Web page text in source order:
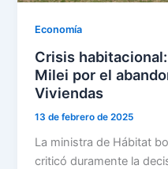
Economía
Crisis
Milei por el
Viviendas
13 de febrero de 2025
La ministra de Hábitat
criticó duramente la